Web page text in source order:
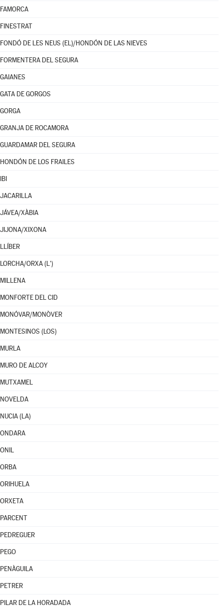
FAMORCA
FINESTRAT
FONDÓ DE LES NEUS (EL)/HONDÓN DE LAS NIEVES
FORMENTERA DEL SEGURA
GAIANES
GATA DE GORGOS
GORGA
GRANJA DE ROCAMORA
GUARDAMAR DEL SEGURA
HONDÓN DE LOS FRAILES
IBI
JACARILLA
JÁVEA/XÀBIA
JIJONA/XIXONA
LLÍBER
LORCHA/ORXA (L')
MILLENA
MONFORTE DEL CID
MONÓVAR/MONÒVER
MONTESINOS (LOS)
MURLA
MURO DE ALCOY
MUTXAMEL
NOVELDA
NUCIA (LA)
ONDARA
ONIL
ORBA
ORIHUELA
ORXETA
PARCENT
PEDREGUER
PEGO
PENÀGUILA
PETRER
PILAR DE LA HORADADA